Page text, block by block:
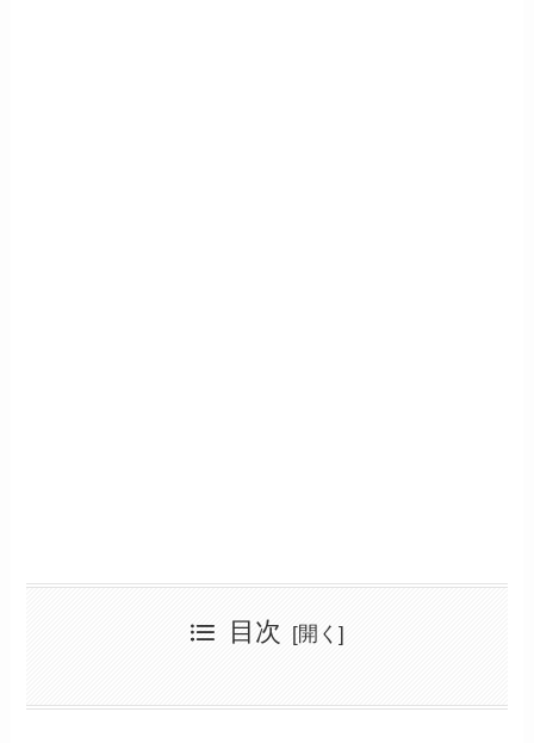
目次
【悩み⑤】賃貸だから設置場所に困っている
【まとめ】あなたの家に最適な防犯対策を選ぼう
【総括】防犯センサーライトの逆効果を避けるための要点